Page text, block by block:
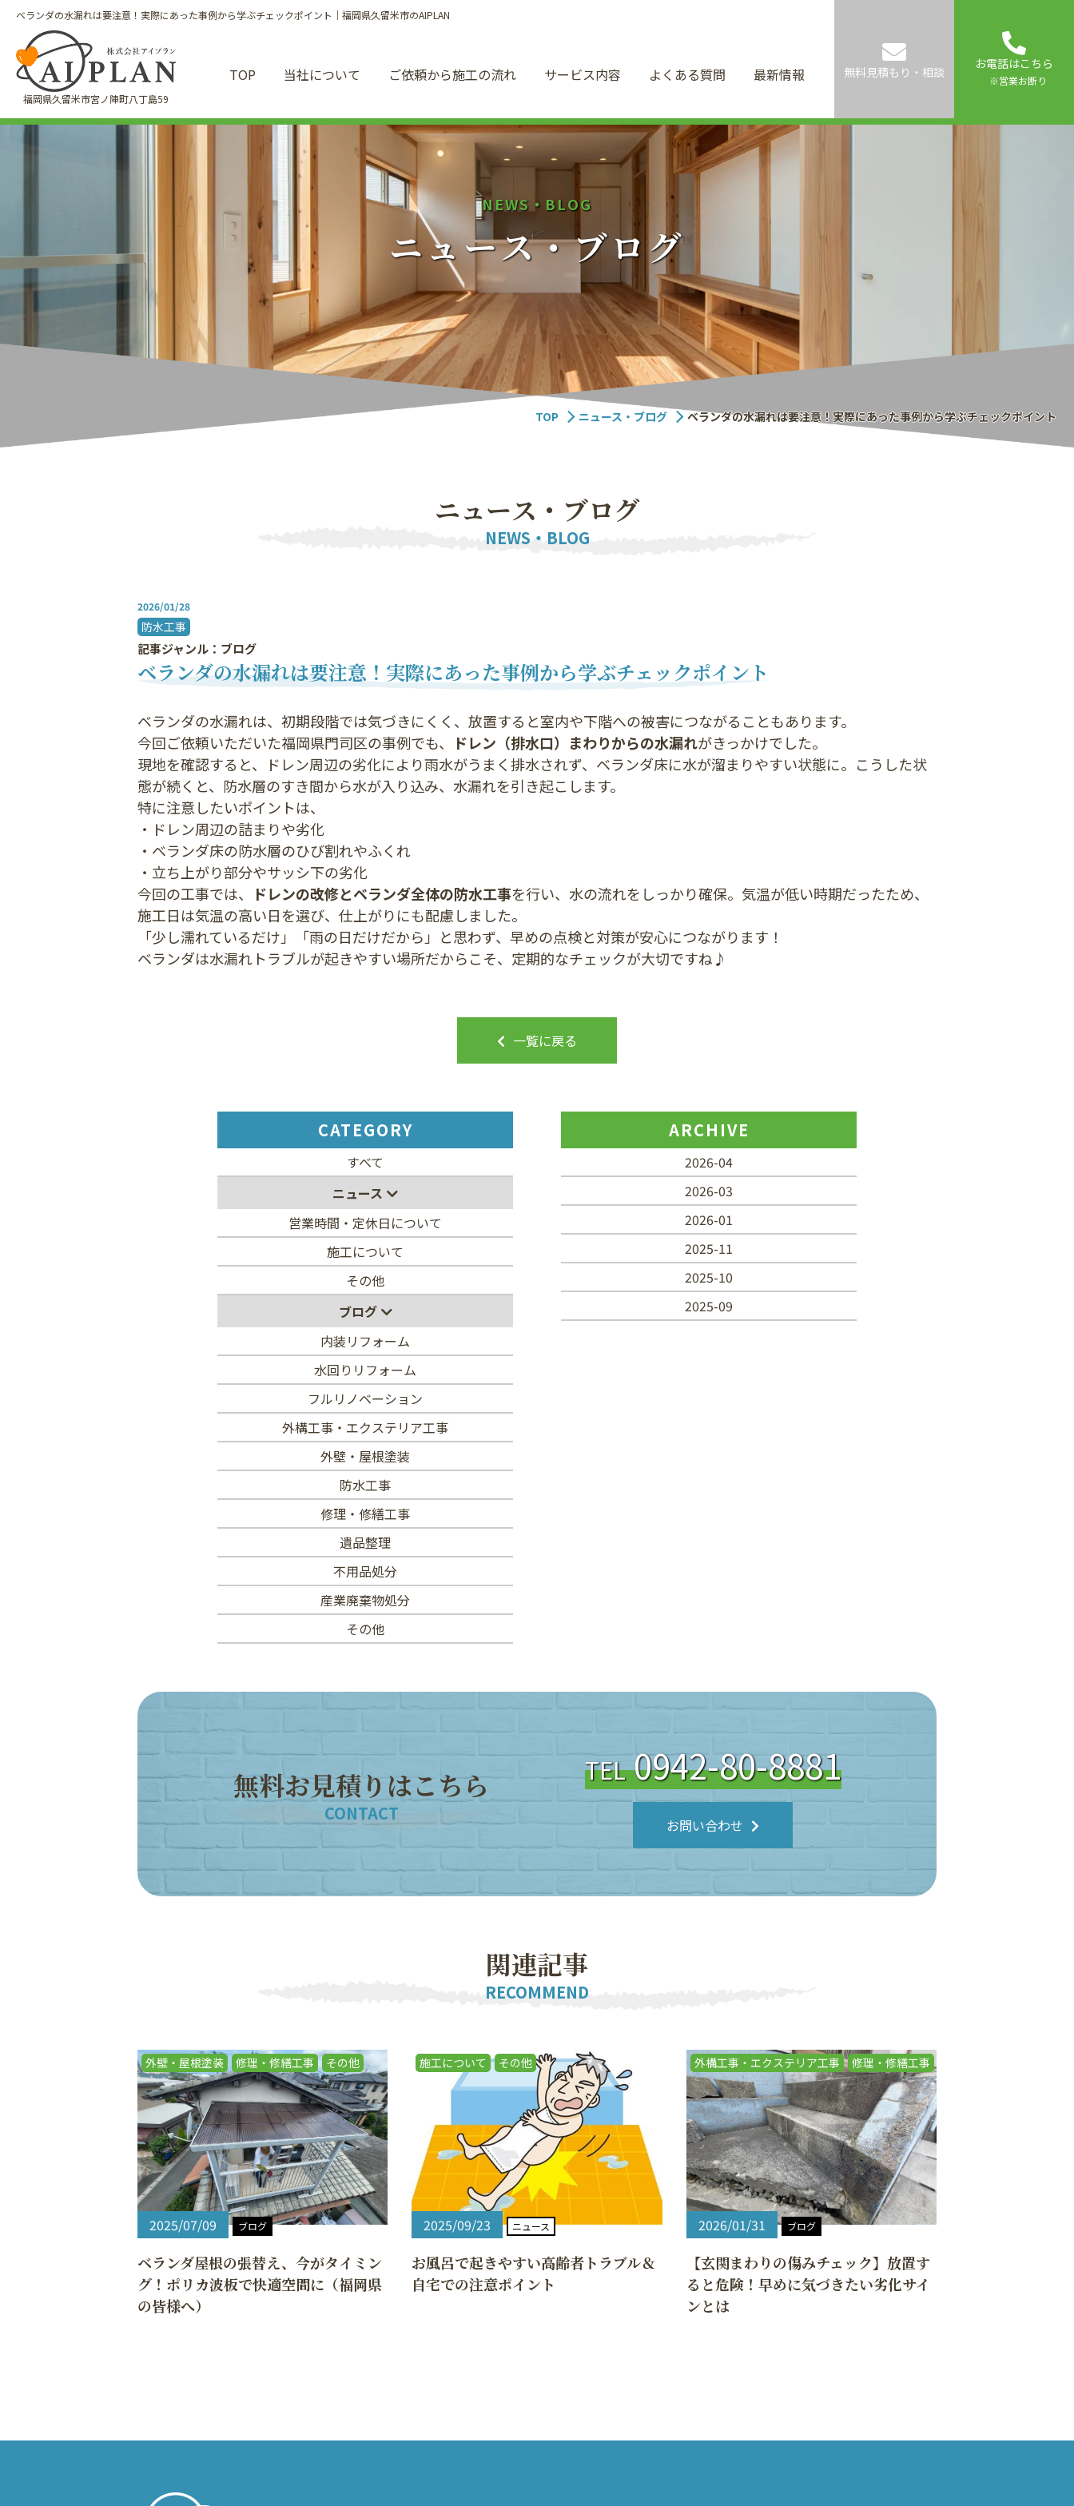
ベランダの水漏れは要注意！実際にあった事例から学ぶチェックポイント｜福岡県久留米市のAIPLAN
福岡県久留米市宮ノ陣町八丁島59
TOP 当社について ご依頼から施工の流れ サービス内容 よくある質問 最新情報 無料見積もり・相談
お電話はこちら
※営業お断り
NEWS ・ BLOG
ニュース・ブログ
TOP ニュース・ブログ ベランダの水漏れは要注意！実際にあった事例から学ぶチェックポイント
ニュース ・ ブログ
NEWS・BLOG
2026/01/28
防水工事
記事ジャンル：ブログ
ベランダの水漏れは要注意！実際にあった事例から学ぶチェックポイント
ベランダの水漏れは、初期段階では気づきにくく、放置すると室内や下階への被害につながることもあります。
今回ご依頼いただいた福岡県門司区の事例でも、
ドレン（排水口）まわりからの水漏れがきっかけでした。
現地を確認すると、ドレン周辺の劣化により雨水がうまく排水されず、ベランダ床に水が溜まりやすい状態に。こうした状
態が続くと、防水層のすき間から水が入り込み、水漏れを引き起こします。
特に注意したいポイントは、
・ドレン周辺の詰まりや劣化
・ベランダ床の防水層のひび割れやふくれ
・立ち上がり部分やサッシ下の劣化
今回の工事では、
ドレンの改修とベランダ全体の防水工事を行い、水の流れをしっかり確保。気温が低い時期だったため、
施工日は気温の高い日を選び、仕上がりにも配慮しました。
「少し濡れているだけ」「雨の日だけだから」と思わず、早めの点検と対策が安心につながります！
ベランダは水漏れトラブルが起きやすい場所だからこそ、定期的なチェックが大切ですね♪
一覧に戻る
CATEGORY
すべて
ニュース
営業時間・定休日について
施工について
その他
ブログ
内装リフォーム
水回りリフォーム
フルリノベーション
外構工事・エクステリア工事
外壁・屋根塗装
防水工事
修理・修繕工事
遺品整理
不用品処分
産業廃棄物処分
その他
ARCHIVE
2026-04
2026-03
2026-01
2025-11
2025-10
2025-09
無料お見積り はこちら
CONTACT
TEL 0942-80-8881
お問い合わせ
関連記事
RECOMMEND
外壁・屋根塗装 修理・修繕工事 その他
2025/07/09 ブログ
ベランダ屋根の張替え、今がタイミン
グ！ポリカ波板で快適空間に（福岡県
の皆様へ）
施工について その他
2025/09/23 ニュース
お風呂で起きやすい高齢者トラブル＆
自宅での注意ポイント
外構工事・エクステリア工事 修理・修繕工事
2026/01/31 ブログ
【玄関まわりの傷みチェック】放置す
ると危険！早めに気づきたい劣化サイ
ンとは